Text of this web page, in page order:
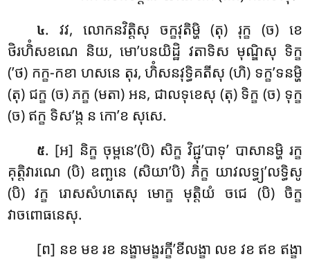
៤. វវ, លោកនវិត្តិសុ ចក្ខវុតិម្ហិ (តុ) រុក្ខ (ច) ខេ
ថិរហិំសខណេ និយ, មោ’បនយិដ្ឋិ វតាទិស មុណ្ឌិសុ ទិក្ខ
(’ថ) កក្ខ-កខា ហសនេ តុរ, ហិំសនវុទ្ធិគតីសុ (ហិ) ទក្ខ’ទនម្ហិ
(តុ) ជក្ខ (ច) ភក្ខ (មតា) អន, ជាលទុខេសុ (តុ) ទិក្ខ (ច) ទុក្ខ
(ច) ឥក្ខ ទិស’ង្ក ន កោ’ខ សុសេ.
៥. [អ] និក្ខ ចុម្ពនេ’(បិ) សិក្ខ វិជ្ជុ’បាទុ’ បាសានម្ហិ រក្ខ
គុត្តិវារណេ (បិ) ឧញ្ឆនេ (សិយា’បិ) ភិក្ខ យាវលទ្ធ្យ’លទ្ធិសូ
(បិ) វក្ខ រោសសំហតេសុ មោក្ខ មុត្តិយំ ចជេ (បិ) ចិក្ខ
វាចពោធនេសុ.
[ព] នខ មខ រខ នង្ខាមង្ខរក្ខី’ខីលង្ខា លខ វខ ឥខ ឥង្ខា